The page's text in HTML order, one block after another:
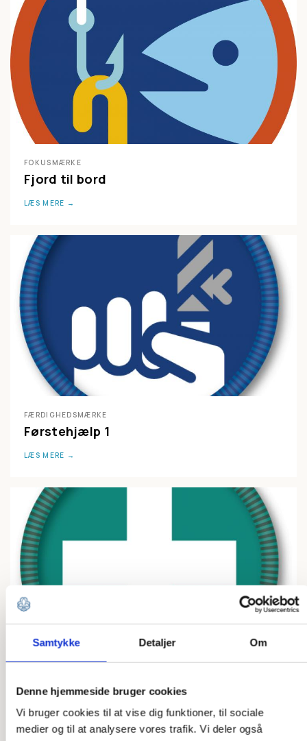
Samtykke Detaljer Om
Denne hjemmeside bruger cookies
Vi bruger cookies til at vise dig funktioner, til sociale
medier og til at analysere vores trafik. Vi deler også
FOKUSMÆRKE
Fjord til bord
LÆS MERE
FÆRDIGHEDSMÆRKE
Førstehjælp 1
LÆS MERE
Førstehjælp 2
LÆS MERE